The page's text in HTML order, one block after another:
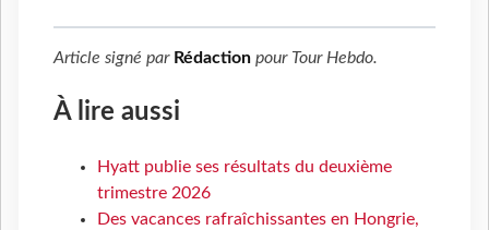
Article signé par Rédaction pour Tour Hebdo.
À lire aussi
Hyatt publie ses résultats du deuxième
trimestre 2026
Des vacances rafraîchissantes en Hongrie,